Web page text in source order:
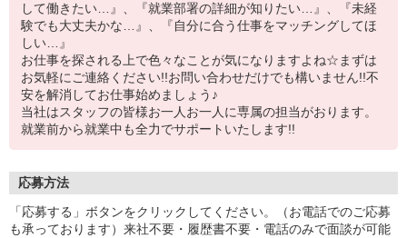
して働きたい…』、『就業部署の詳細が知りたい…』、『未経
験でも大丈夫かな…』、『自分に合う仕事をマッチングしてほ
しい…』
お仕事を探される上で色々なことが気になりますよね☆まずは
お気軽にご連絡ください!!お問い合わせだけでも構いません!!不
安を解消してお仕事始めましょう♪
当社はスタッフの皆様お一人お一人に専属の担当がおります。
就業前から就業中も全力でサポートいたします!!
応募方法
「応募する」ボタンをクリックしてください。（お電話でのご応募
も承っております）来社不要・履歴書不要・電話のみで面談が可能